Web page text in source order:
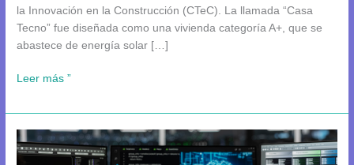
la Innovación en la Construcción (CTeC). La llamada “Casa
Tecno” fue diseñada como una vivienda categoría A+, que se
abastece de energía solar […]
Leer más ”
Algortimos
y